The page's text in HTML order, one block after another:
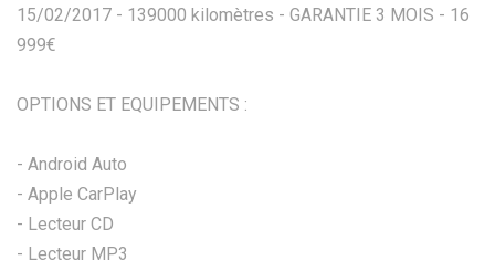
15/02/2017 - 139000 kilomètres - GARANTIE 3 MOIS - 16
999€
OPTIONS ET EQUIPEMENTS :
- Android Auto
- Apple CarPlay
- Lecteur CD
- Lecteur MP3